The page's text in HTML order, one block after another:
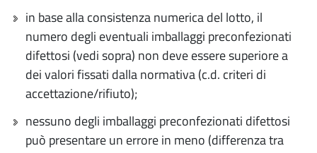
in base alla consistenza numerica del lotto, il
numero degli eventuali imballaggi preconfezionati
difettosi (vedi sopra) non deve essere superiore a
dei valori fissati dalla normativa (c.d. criteri di
accettazione/rifiuto);
nessuno degli imballaggi preconfezionati difettosi
può presentare un errore in meno (differenza tra